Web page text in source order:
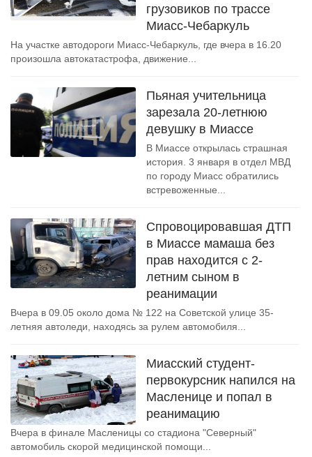
грузовиков по трассе
Миасс-Чебаркуль
На участке автодороги Миасс-Чебаркуль, где вчера в 16.20
произошла автокатастрофа, движение...
Пьяная учительница
зарезала 20-летнюю
девушку в Миассе
В Миассе открылась страшная
история. 3 января в отдел МВД
по городу Миасс обратились
встревоженные...
Спровоцировавшая ДТП
в Миассе мамаша без
прав находится с 2-
летним сыном в
реанимации
Вчера в 09.05 около дома № 122 на Советской улице 35-
летняя автоледи, находясь за рулем автомобиля...
Миасский студент-
первокурсник напился на
Масленице и попал в
реанимацию
Вчера в финале Масленицы со стадиона "Северный"
автомобиль скорой медицинской помощи...